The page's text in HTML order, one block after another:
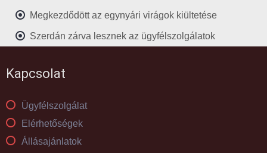
Megkezdődött az egynyári virágok kiültetése
Szerdán zárva lesznek az ügyfélszolgálatok
Kapcsolat
Ügyfélszolgálat
Elérhetőségek
Állásajánlatok